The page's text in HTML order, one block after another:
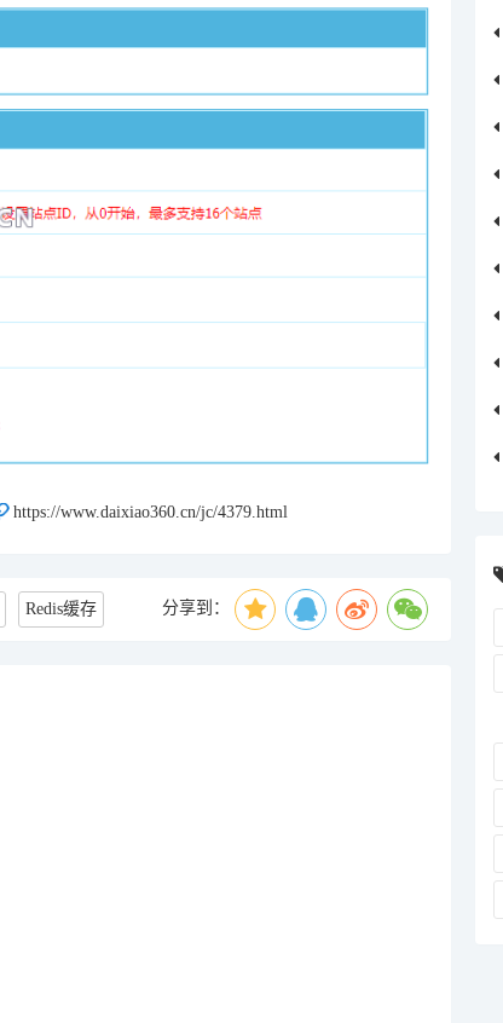
https://www.daixiao360.cn/jc/4379.html
Redis缓存 分享到：